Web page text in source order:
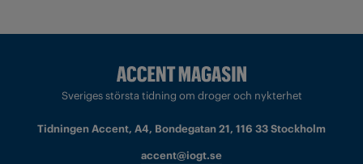
Sveriges största tidning om droger och nykterhet
Tidningen Accent, A4, Bondegatan 21, 116 33 Stockholm
accent@iogt.se